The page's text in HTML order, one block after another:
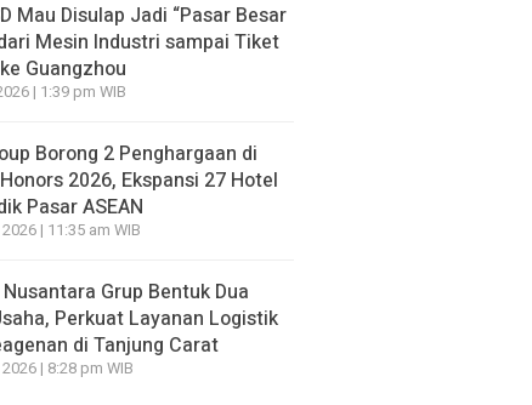
BPJS Meninggal, Deretan
yang Sempat Mencibir Kini
Ramai Minta Maaf
yang lalu
Mau Disulap Jadi “Pasar Besar
Mesin Industri sampai Tiket
Guangzhou
| 1:39 pm WIB
Borong 2 Penghargaan di
2026, Ekspansi 27 Hotel
Pasar ASEAN
| 11:35 am WIB
Grup Bentuk Dua
Perkuat Layanan Logistik
di Tanjung Carat
| 8:28 pm WIB